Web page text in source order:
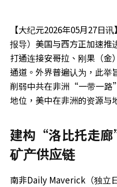
【大纪元2026年05月27日
报导）美国与西方正加速
打通连接安哥拉、刚果（金
通道。外界普遍认为，此举
削弱中共在非洲“一带一
地位，美中在非洲的资源与
建构“洛比托走
矿产供应链
南非Daily Maverick（独立